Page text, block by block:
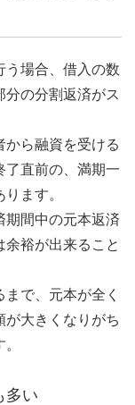
う場合、借入の数
分の分割返済がス
から融資を受ける
了直前の、満期一
ます。
期間中の元本返済
裕が出来ること
で、元本が全く
が大きくなりがち
多い